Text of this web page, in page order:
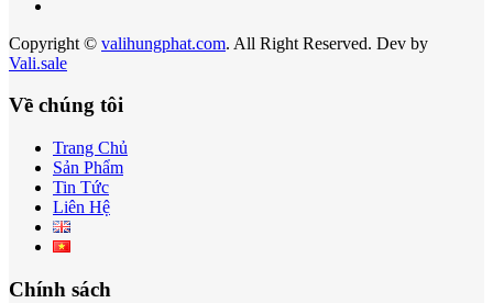
Copyright © valihungphat.com. All Right Reserved. Dev by
Vali.sale
Về chúng tôi
Trang Chủ
Sản Phẩm
Tin Tức
Liên Hệ
Chính sách